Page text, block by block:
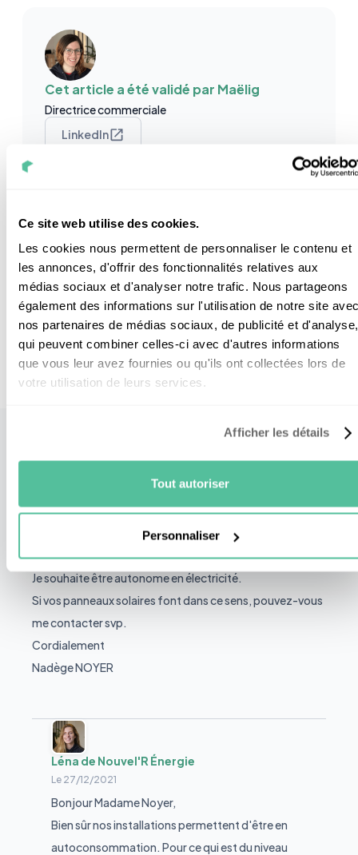
Ce site web utilise des cookies.
Les cookies nous permettent de personnaliser le contenu et
les annonces, d'offrir des fonctionnalités relatives aux
médias sociaux et d'analyser notre trafic. Nous partageons
également des informations sur l'utilisation de notre site
nos partenaires de médias sociaux, de publicité et d'analyse,
qui peuvent combiner celles-ci avec d'autres informations
que vous leur avez fournies ou qu'ils ont collectées lors de
votre utilisation de leurs services.
Afficher les détails
Tout autoriser
Personnaliser
Cet article a été validé par Maëlig
Directrice commerciale
LinkedIn
photovoltaïque s'enrichit depuis plus de 10 ans.
Son expertise la rend incollable aussi bien sur la
partie technique que sur toute la partie
administrative.
Nadege Noyer
Bonjour
Je souhaite être autonome en électricité.
Si vos panneaux solaires font dans ce sens, pouvez-vous
me contacter svp.
Cordialement
Nadège NOYER
Léna de Nouvel'R Énergie
Le 27/12/2021
Bonjour Madame Noyer,
Bien sûr nos installations permettent d'être en
autoconsommation. Pour ce qui est du niveau